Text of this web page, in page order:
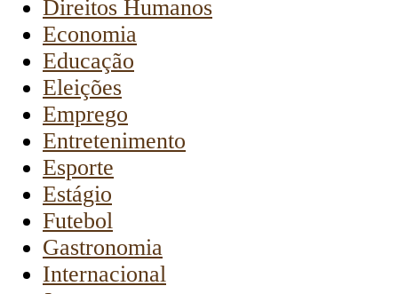
Direitos Humanos
Economia
Educação
Eleições
Emprego
Entretenimento
Esporte
Estágio
Futebol
Gastronomia
Internacional